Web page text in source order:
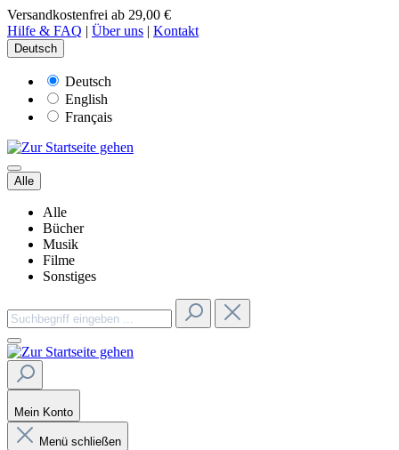
Versandkostenfrei ab 29,00 €
Hilfe & FAQ | Über uns | Kontakt
Deutsch
Deutsch
English
Français
Alle
Alle
Bücher
Musik
Filme
Sonstiges
Mein Konto
Menü schließen